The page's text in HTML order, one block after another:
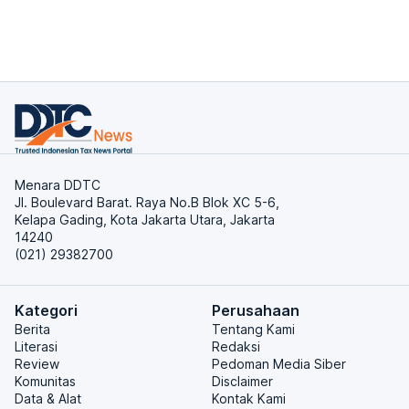
Menara DDTC
Jl. Boulevard Barat. Raya No.B Blok XC 5-6,
Kelapa Gading, Kota Jakarta Utara, Jakarta
14240
(021) 29382700
Kategori
Berita
Literasi
Review
Komunitas
Data & Alat
Perusahaan
Tentang Kami
Redaksi
Pedoman Media Siber
Disclaimer
Kontak Kami